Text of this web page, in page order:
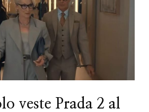
veste Prada 2 al